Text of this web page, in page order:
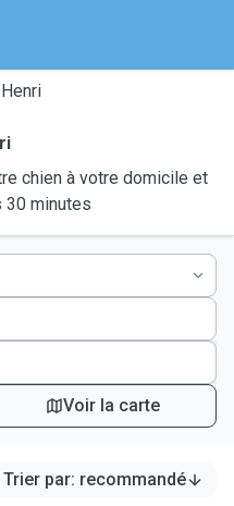
chien à votre domicile et
30 minutes
Voir la carte
Trier par: recommandé